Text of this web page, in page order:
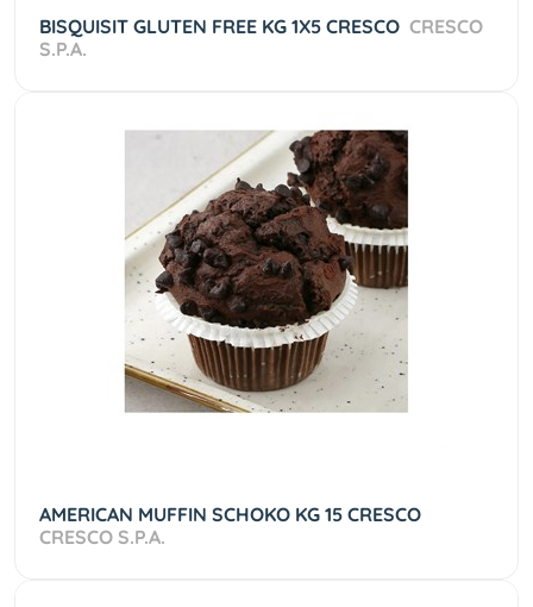
BISQUISIT GLUTEN FREE KG 1X5 CRESCO CRESCO
S.P.A.
AMERICAN MUFFIN SCHOKO KG 15 CRESCO
CRESCO S.P.A.